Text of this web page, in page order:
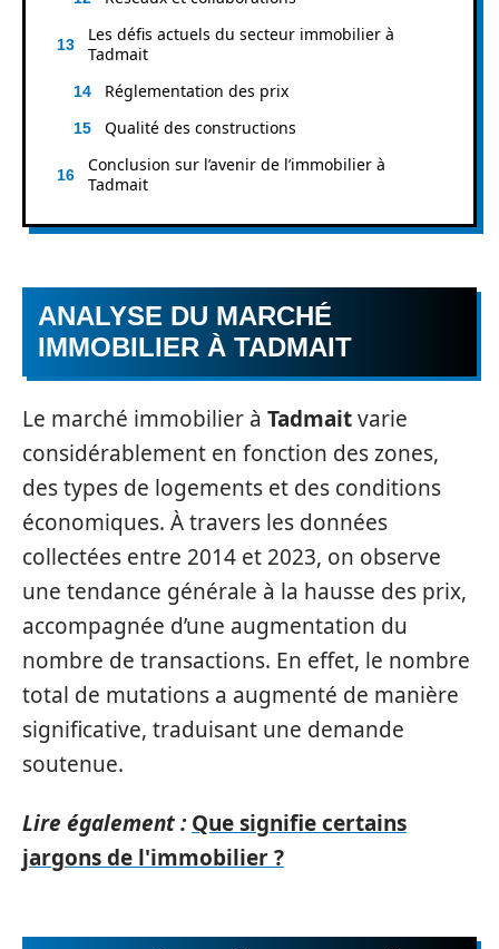
Les défis actuels du secteur immobilier à
Tadmait
Réglementation des prix
Qualité des constructions
Conclusion sur l’avenir de l’immobilier à
Tadmait
ANALYSE DU MARCHÉ
IMMOBILIER À TADMAIT
Le marché immobilier à Tadmaitvarie
considérablement en fonction des zones,
des types de logements et des conditions
économiques. À travers les données
collectées entre 2014 et 2023, on observe
une tendance générale à la hausse des prix,
accompagnée d’une augmentation du
nombre de transactions. En effet, le nombre
total de mutations a augmenté de manière
significative, traduisant une demande
soutenue.
Lire également : Que signifie certains
jargons de l'immobilier ?